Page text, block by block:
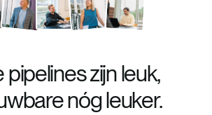
pipelines zijn leuk,
nóg leuker.